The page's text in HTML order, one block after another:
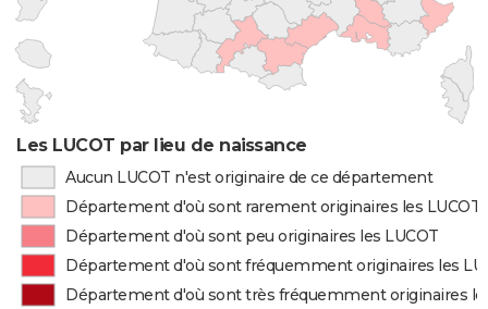
Les LUCOT par lieu de naissance
Aucun LUCOT n'est originaire de ce département
Département d'où sont rarement originaires les LUCOT
Département d'où sont peu originaires les LUCOT
Département d'où sont fréquemment originaires les
Département d'où sont très fréquemment originaires